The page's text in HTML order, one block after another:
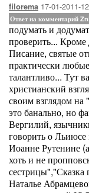
filorema 17-01-2011-
Ответ на комментарий
подумать и
проверить...
Писание, святые
практически
талантливо... Тут
христианский
своим взглядом
это банально, но
Вергилий,
говорить о
Иоанне Рутенине
хоть и не
сестрицы","Сказка
Наталье